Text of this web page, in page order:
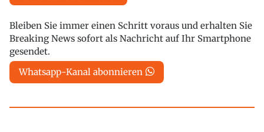
Bleiben Sie immer einen Schritt voraus und erhalten Sie
Breaking News sofort als Nachricht auf Ihr Smartphone
gesendet.
Whatsapp-Kanal abonnieren